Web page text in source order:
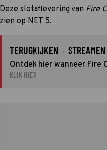
Deze slotaflevering van Fire
zien op NET 5.
TERUGKIJKEN · STREAMEN
Ontdek hier wanneer Fire
KLIK HIER